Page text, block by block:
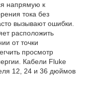
напрямую к
тока без
вызывают ошибки.
расположить
от точки
просмотр
Кабели Fluke
12, 24 и 36 дюймов